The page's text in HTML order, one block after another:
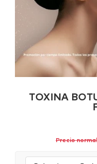
TOXINA
Precio
Sede: